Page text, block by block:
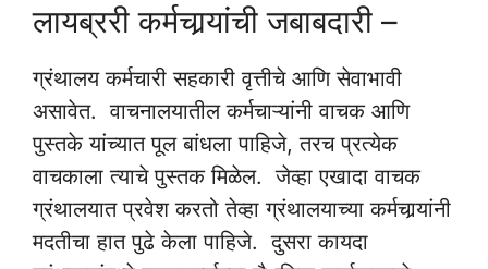
लायब्ररी कर्मचार्‍यांची जबाबदारी –
ग्रंथालय कर्मचारी सहकारी वृत्तीचे आणि सेवाभावी
असावेत. वाचनालयातील कर्मचाऱ्यांनी वाचक आणि
पुस्तके यांच्यात पूल बांधला पाहिजे, तरच प्रत्येक
वाचकाला त्याचे पुस्तक मिळेल. जेव्हा एखादा वाचक
ग्रंथालयात प्रवेश करतो तेव्हा ग्रंथालयाच्या कर्मचार्‍यांनी
मदतीचा हात पुढे केला पाहिजे. दुसरा कायदा